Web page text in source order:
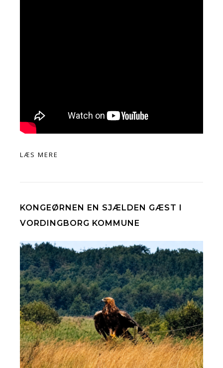
LÆS MERE
KONGEØRNEN EN SJÆLDEN GÆST I
VORDINGBORG KOMMUNE